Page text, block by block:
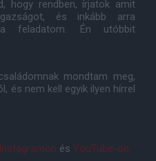
hogy rendben, írjatok amit
és inkább arra
feladatom. Én utóbbit
mondtam meg,
és nem kell egyik ilyen hírrel
Instagramon és YouTube-on